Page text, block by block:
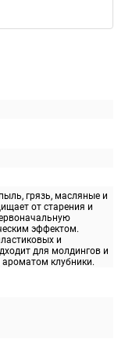
грязь, масляные и
от старения и
эффектом.
и
для молдингов и
клубники.